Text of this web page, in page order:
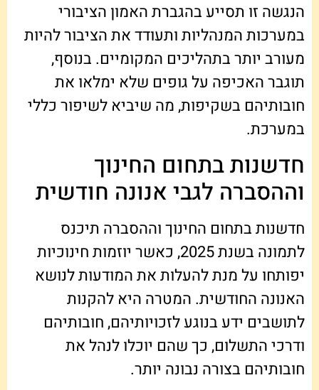
הנגשה זו תסייע בהגברת האמון הציבורי
במערכות המנהליות ותעודד את הציבור להיות
מעורב יותר בתהליכים המקומיים. בנוסף,
תוגבר האכיפה על גופים שלא ימלאו את
חובותיהם בשקיפות, מה שיביא לשיפור כללי
במערכת.
חדשנות בתחום החינוך
וההסברה לגבי אנונה חודשית
חדשנות בתחום החינוך וההסברה תיכנס
לתמונה בשנת 2025, כאשר יוזמות חינוכיות
יפותחו על מנת להעלות את המודעות לנושא
האנונה החודשית. המטרה היא להקנות
לתושבים ידע בנוגע לזכויותיהם, חובותיהם
ודרכי התשלום, כך שהם יוכלו לנהל את
חובותיהם בצורה נבונה יותר.